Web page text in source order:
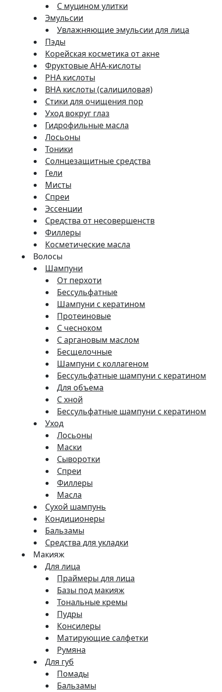
С муцином улитки
Эмульсии
Увлажняющие эмульсии для лица
Пэды
Корейская косметика от акне
Фруктовые AHA-кислоты
PHA кислоты
BHA кислоты (салициловая)
Стики для очищения пор
Уход вокруг глаз
Гидрофильные масла
Лосьоны
Тоники
Солнцезащитные средства
Гели
Мисты
Спреи
Эссенции
Средства от несовершенств
Филлеры
Косметические масла
Волосы
Шампуни
От перхоти
Бессульфатные
Шампуни с кератином
Протеиновые
С чесноком
С аргановым маслом
Бесщелочные
Шампуни с коллагеном
Бессульфатные шампуни с кератином
Для объема
С хной
Бессульфатные шампуни с кератином
Уход
Лосьоны
Маски
Сыворотки
Спреи
Филлеры
Масла
Сухой шампунь
Кондиционеры
Бальзамы
Средства для укладки
Макияж
Для лица
Праймеры для лица
Базы под макияж
Тональные кремы
Пудры
Консилеры
Матирующие салфетки
Румяна
Для губ
Помады
Бальзамы